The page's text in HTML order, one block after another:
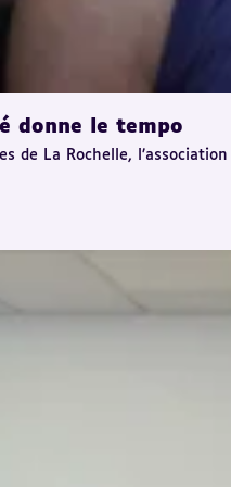
donne le tempo
de La Rochelle,